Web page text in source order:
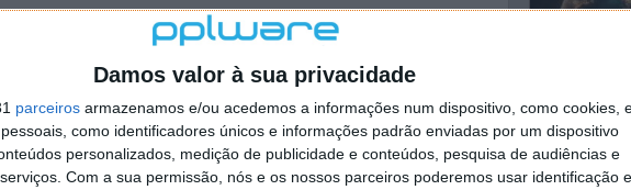
Damos valor à sua privacidade
parceiros armazenamos e/ou acedemos a informações num dispositivo, como cookies,
como identificadores únicos e informações padrão enviadas por um dispositivo
personalizados, medição de publicidade e conteúdos, pesquisa de audiências e
Com a sua permissão, nós e os nossos parceiros poderemos usar identificação e
a nova tarifa europeia que está em vigor desde 1
da União Europeia de forma unificada e não de